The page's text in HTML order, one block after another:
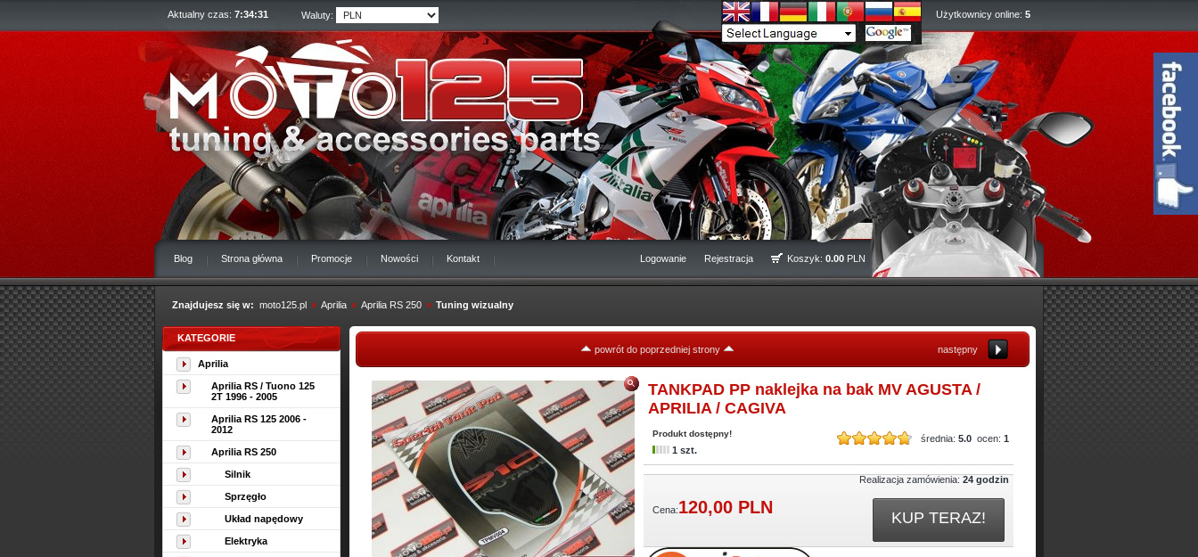
Użytkownicy online: 5
Aktualny czas: 7:34:32 Waluty:
Blog Strona główna Promocje Nowości Kontakt Logowanie Rejestracja Koszyk: 0.00 PLN
Znajdujesz się w: moto125.pl » Aprilia » Aprilia RS 250 » Tuning wizualny
KATEGORIE
Aprilia
Aprilia RS / Tuono 125
2T 1996 - 2005
Aprilia RS 125 2006 -
2012
Aprilia RS 250
Silnik
Sprzęgło
Układ napędowy
Elektryka
powrót do poprzedniej strony następny
TANKPAD PP naklejka na bak MV AGUSTA /
APRILIA / CAGIVA
Produkt dostępny!
1 szt.
średnia: 5.0 ocen: 1
Realizacja zamówienia: 24 godzin
KUP TERAZ!
Cena:120,00 PLN